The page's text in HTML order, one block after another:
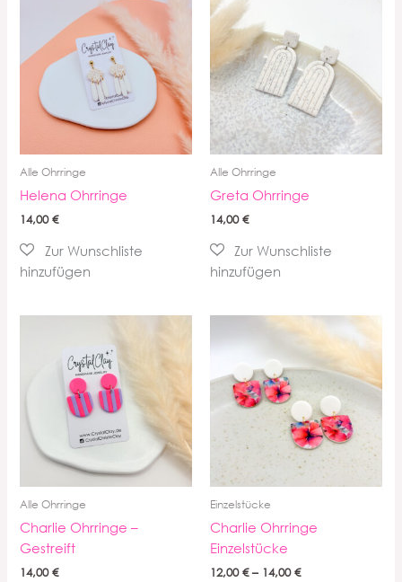
Alle Ohrringe
Helena Ohrringe
14,00€
Alle Ohrringe
Greta Ohrringe
14,00€
Alle Ohrringe
Charlie Ohrringe –
Gestreift
14,00€
Einzelstücke
Charlie Ohrringe
Einzelstücke
12,00€– 14,00€